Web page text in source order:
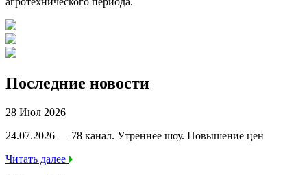
Последние новости
28 Июл 2026
24.07.2026 — 78 канал. Утреннее шоу. Повышение цен
Читать далее